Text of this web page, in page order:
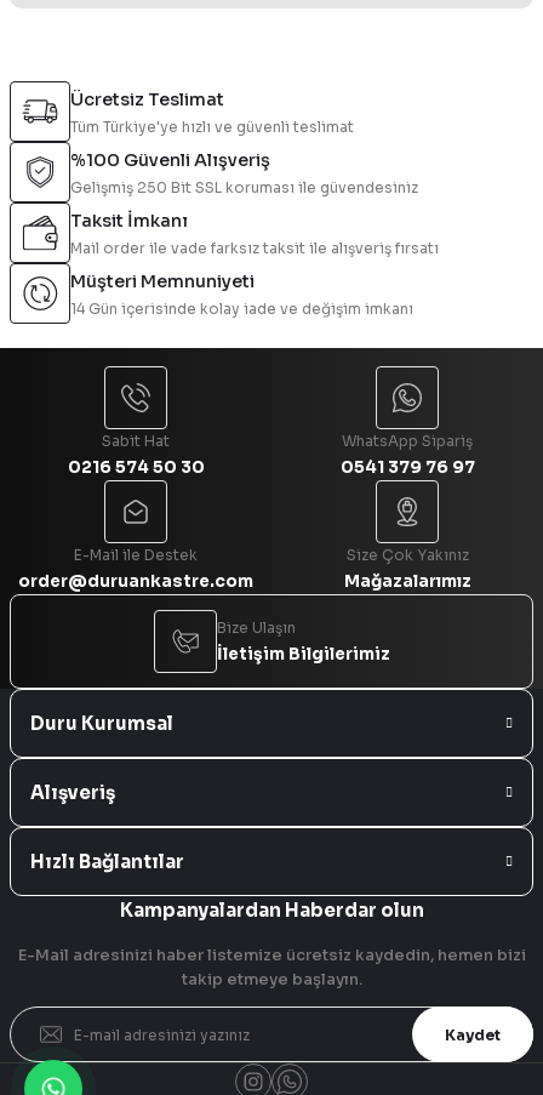
Yorum Yaz
konularda yetersiz gördüğünüz noktaları öneri formunu
kullanarak tarafımıza iletebilirsiniz.
Görüş ve önerileriniz için teşekkür ederiz.
Ürün resmi kalitesiz, bozuk veya görüntülenemiyor.
Ürün açıklamasında eksik bilgiler bulunuyor.
Ürün bilgilerinde hatalar bulunuyor.
Ürün fiyatı diğer sitelerden daha pahalı.
Ücretsiz Teslimat
Tüm Türkiye'ye hızlı ve güvenli teslimat
%100 Güvenli Alışveriş
Gelişmiş 250 Bit SSL koruması ile güvendesiniz
Taksit İmkanı
Mail order ile vade farksız taksit ile alışveriş fırsatı
Müşteri Memnuniyeti
14 Gün içerisinde kolay iade ve değişim imkanı
Sabit Hat
0216 574 50 30
WhatsApp Sipariş
0541 379 76 97
E-Mail ile Destek
order@duruankastre.com
Size Çok Yakınız
Mağazalarımız
Bize Ulaşın
İletişim Bilgilerimiz
Duru Kurumsal
Alışveriş
Hızlı Bağlantılar
Kampanyalardan Haberdar olun
E-Mail adresinizi haber listemize ücretsiz kaydedin, hemen bizi
takip etmeye başlayın.
Kaydet